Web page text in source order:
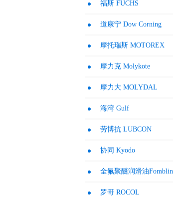
福斯 FUCHS
道康宁 Dow Corning
摩托瑞斯 MOTOREX
摩力克 Molykote
摩力大 MOLYDAL
海湾 Gulf
劳博抗 LUBCON
协同 Kyodo
全氟聚醚润滑油Fomblin
罗哥 ROCOL